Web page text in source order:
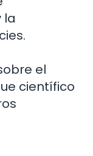
la
el
científico